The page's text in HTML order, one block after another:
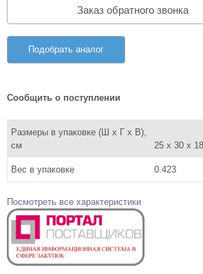
Заказ обратного звонка
Подобрать аналог
Сообщить о поступлении
Размеры в упаковке (Ш x Г x В),
см
25 x 30 x 18
Вес в упаковке 0.423
Посмотреть все характеристики